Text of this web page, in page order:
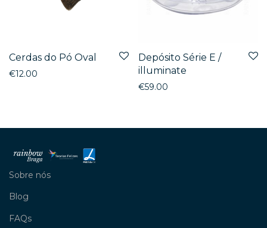
Cerdas do Pó Oval
€12.00
Depósito Série E /
illuminate
€59.00
Sobre nós
Blog
FAQs